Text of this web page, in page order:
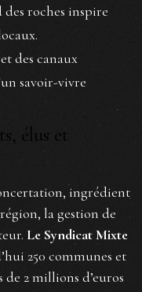
des roches inspire
des canaux
savoir-vivre
élus et
ingrédient
la gestion de
Le Syndicat Mixte
250 communes et
2 millions d’euros